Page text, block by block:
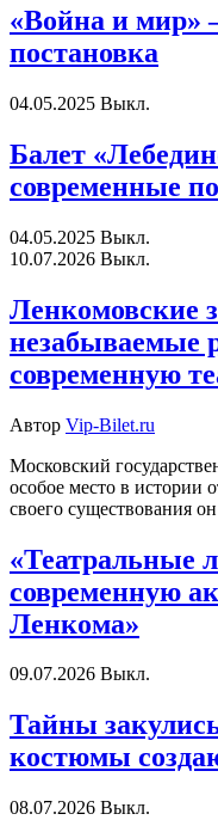
«Война и мир»
постановка
04.05.2025 Выкл.
Балет
современные
04.05.2025 Выкл.
10.07.2026 Выкл.
Ленкомовские
незабываемые
современную
Автор Vip-Bilet.ru
Московский
особое место в истории
своего существования
«Театральные
современную
Ленкома»
09.07.2026 Выкл.
Тайны
костюмы
08.07.2026 Выкл.